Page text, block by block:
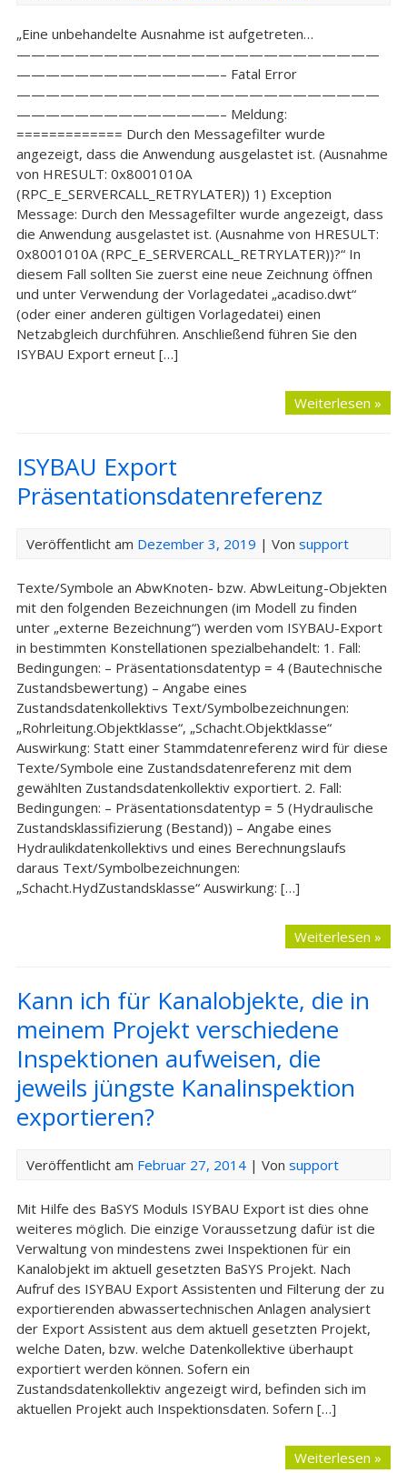
„Eine unbehandelte Ausnahme ist aufgetreten…
—————————————————————————
——————————————– Fatal Error
—————————————————————————
——————————————– Meldung:
============= Durch den Messagefilter wurde
angezeigt, dass die Anwendung ausgelastet ist. (Ausnahme
von HRESULT: 0x8001010A
(RPC_E_SERVERCALL_RETRYLATER)) 1) Exception
Message: Durch den Messagefilter wurde angezeigt, dass
die Anwendung ausgelastet ist. (Ausnahme von HRESULT:
0x8001010A (RPC_E_SERVERCALL_RETRYLATER))?“ In
diesem Fall sollten Sie zuerst eine neue Zeichnung öffnen
und unter Verwendung der Vorlagedatei „acadiso.dwt“
(oder einer anderen gültigen Vorlagedatei) einen
Netzabgleich durchführen. Anschließend führen Sie den
ISYBAU Export erneut […]
Weiterlesen »
ISYBAU Export
Präsentationsdatenreferenz
Veröffentlicht am Dezember 3, 2019 | Von support
Texte/Symbole an AbwKnoten- bzw. AbwLeitung-Objekten
mit den folgenden Bezeichnungen (im Modell zu finden
unter „externe Bezeichnung“) werden vom ISYBAU-Export
in bestimmten Konstellationen spezialbehandelt: 1. Fall:
Bedingungen: – Präsentationsdatentyp = 4 (Bautechnische
Zustandsbewertung) – Angabe eines
Zustandsdatenkollektivs Text/Symbolbezeichnungen:
„Rohrleitung.Objektklasse“, „Schacht.Objektklasse“
Auswirkung: Statt einer Stammdatenreferenz wird für diese
Texte/Symbole eine Zustandsdatenreferenz mit dem
gewählten Zustandsdatenkollektiv exportiert. 2. Fall:
Bedingungen: – Präsentationsdatentyp = 5 (Hydraulische
Zustandsklassifizierung (Bestand)) – Angabe eines
Hydraulikdatenkollektivs und eines Berechnungslaufs
daraus Text/Symbolbezeichnungen:
„Schacht.HydZustandsklasse“ Auswirkung: […]
Weiterlesen »
Kann ich für Kanalobjekte, die in
meinem Projekt verschiedene
Inspektionen aufweisen, die
jeweils jüngste Kanalinspektion
exportieren?
Veröffentlicht am Februar 27, 2014| Von support
Mit Hilfe des BaSYS Moduls ISYBAU Export ist dies ohne
weiteres möglich. Die einzige Voraussetzung dafür ist die
Verwaltung von mindestens zwei Inspektionen für ein
Kanalobjekt im aktuell gesetzten BaSYS Projekt. Nach
Aufruf des ISYBAU Export Assistenten und Filterung der zu
exportierenden abwassertechnischen Anlagen analysiert
der Export Assistent aus dem aktuell gesetzten Projekt,
welche Daten, bzw. welche Datenkollektive überhaupt
exportiert werden können. Sofern ein
Zustandsdatenkollektiv angezeigt wird, befinden sich im
aktuellen Projekt auch Inspektionsdaten. Sofern […]
Weiterlesen »